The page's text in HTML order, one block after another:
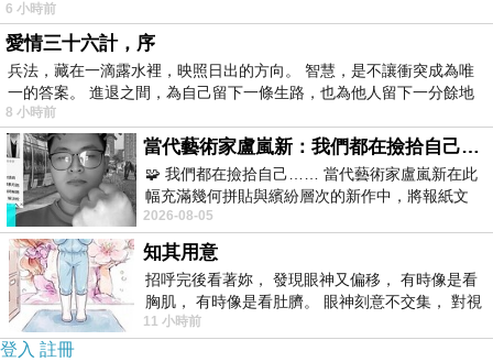
(悄悄話)
2013-01-26 16:47:29
(悄悄話)
2013-01-16 17:24:57
6 小時前
愛情三十六計，序
兵法，藏在一滴露水裡，映照日出的方向。 智慧，是不讓衝突成為唯
一的答案。 進退之間，為自己留下一條生路，也為他人留下一分餘地
8 小時前
當代藝術家盧嵐新：我們都在撿拾自己，將散落的情緒與碎片，拼回生命完整的輪廓
🧩 我們都在撿拾自己…… 當代藝術家盧嵐新在此
幅充滿幾何拼貼與繽紛層次的新作中，將報紙文
字、彩色剪紙與明亮顏料層層
2026-08-05
知其用意
招呼完後看著妳， 發現眼神又偏移， 有時像是看
胸肌， 有時像是看肚臍。 眼神刻意不交集， 對視
視線不對齊， 讓我很難不
11 小時前
登入 註冊